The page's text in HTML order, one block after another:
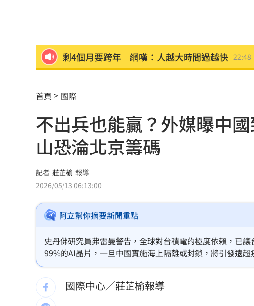
剩4個月要跨年 網嘆：人越大時間過越快 22:48
首度首局獲支援 布雷克卻評球威僅D等級
男性半夜痠痛「2徵兆」恐已攝護腺癌晚期 22:37
100%果汁也傷身？研究：高血壓風險增35%
中借颱風稱對台灣海峽交管 海巡署譴責
史上最賺上半年！華航客貨兩旺吸金千億
獨／宿霧玩「巨人盪鞦韆」慘撞柱腦震盪
MVP舞台帶上女兒同歡 艾菩樂盼記得台灣
又有苦茶油苯駢芘超標 218瓶全面追查
首頁 國際
不出兵也能贏？外媒曝中
山恐淪北京籌碼
記者 莊芷榆 報導
2026/05/13 06:13:00
阿立幫你摘要新聞重點
史丹佛研究員弗雷曼警告，全球對台積電的極度依賴，已
99%的AI晶片，一旦中國實施海上隔離或封鎖，將引發遠
北京無需動武，僅需控制出口便能掐住全球科技咽喉。這
法有效應對，全球貿易體系恐面臨被北京撕裂的致命威脅。
國際中心／莊芷榆報導